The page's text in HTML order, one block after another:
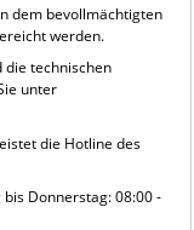
dem bevollmächtigten
werden.
technischen
unter
die Hotline des
Donnerstag: 08:00 -